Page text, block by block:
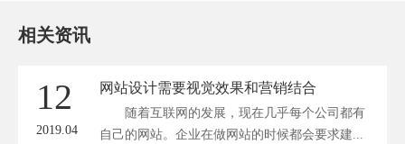
相关资讯
12
2019.04
网站设计需要视觉效果和营销结合
随着互联网的发展，现在几乎每个公司都有
自己的网站。企业在做网站的时候都会要求建...